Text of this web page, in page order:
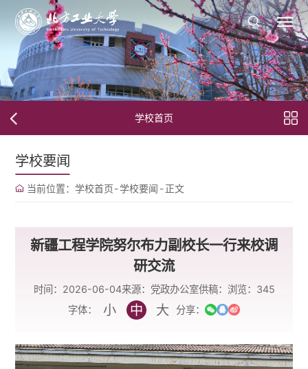
学校首页
学校要闻
当前位置： 学校首页-学校要闻 -正文
新疆工程学院努尔布力副校长一行来校调
研交流
时间：2026-06-04来源：党政办公室供稿： 浏览： 345
字体：
小 中 大 分享：